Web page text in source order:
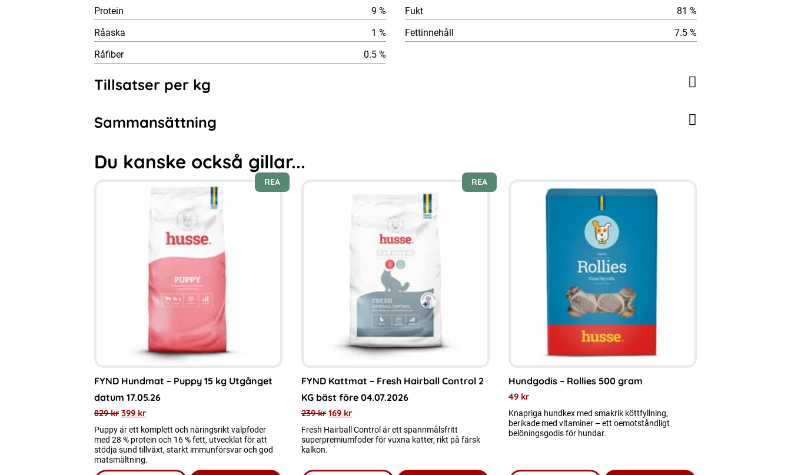
Protein 9 % Fukt
81 %
Råaska
1 % Fettinnehåll
7.5 %
Råfiber
0.5 %
Tillsatser per kg
Sammansättning
Du kanske också gillar...
REA
FYND Hundmat – Puppy 15 kg Utgånget
datum 17.05.26
829kr 399 kr
Puppy är ett komplett och näringsrikt valpfoder
med 28 % protein och 16 % fett, utvecklat för att
stödja sund tillväxt, starkt immunförsvar och god
matsmältning.
REA
FYND Kattmat – Fresh Hairball Control 2
KG bäst före 04.07.2026
239kr 169 kr
Fresh Hairball Control är ett spannmålsfritt
superpremiumfoder för vuxna katter, rikt på färsk
kalkon.
Hundgodis – Rollies 500 gram
49 kr
Knapriga hundkex med smakrik köttfyllning,
berikade med vitaminer – ett oemotståndligt
belöningsgodis för hundar.